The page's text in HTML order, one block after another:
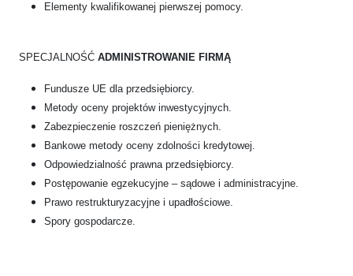
Elementy kwalifikowanej pierwszej pomocy.
SPECJALNOŚĆ ADMINISTROWANIE FIRMĄ
Fundusze UE dla przedsiębiorcy.
Metody oceny projektów inwestycyjnych.
Zabezpieczenie roszczeń pieniężnych.
Bankowe metody oceny zdolności kredytowej.
Odpowiedzialność prawna przedsiębiorcy.
Postępowanie egzekucyjne – sądowe i administracyjne.
Prawo restrukturyzacyjne i upadłościowe.
Spory gospodarcze.